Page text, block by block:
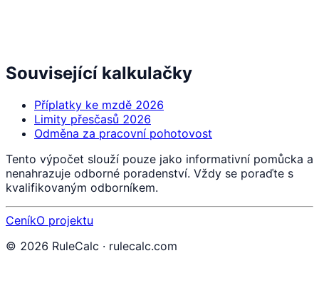
Související kalkulačky
Příplatky ke mzdě 2026
Limity přesčasů 2026
Odměna za pracovní pohotovost
Tento výpočet slouží pouze jako informativní pomůcka a
nenahrazuje odborné poradenství. Vždy se poraďte s
kvalifikovaným odborníkem.
CeníkO projektu
© 2026 RuleCalc · rulecalc.com